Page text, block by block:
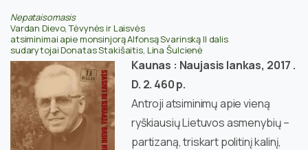
Nepataisomasis
Vardan Dievo, Tėvynės ir Laisvės
atsiminimai apie monsinjorą Alfonsą Svarinską II dalis
sudarytojai Donatas Stakišaitis, Lina Šulcienė
Kaunas : Naujasis lankas, 2017 .
D. 2. 460 p.
Antroji atsiminimų apie vieną
ryškiausių Lietuvos asmenybių –
partizaną, triskart politinį kalinį,